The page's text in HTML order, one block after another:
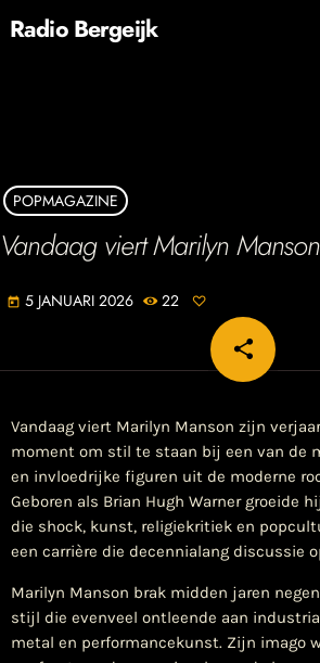
Radio Bergeijk
POPMAGAZINE
Vandaag viert Marilyn
today 5 JANUARI 2026 22
share
email
Vandaag viert Marilyn Manson zijn
moment om stil te staan bij een van de
en invloedrijke figuren uit de moderne
Geboren als Brian Hugh Warner groeide
die shock, kunst, religiekritiek en
een carrière die decennialang discussie
Marilyn Manson brak midden jaren
stijl die evenveel ontleende aan
metal en performancekunst. Zijn imago